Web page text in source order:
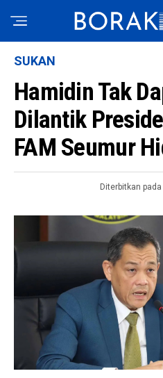
SUKAN
Hamidin Tak
Dilantik
FAM Seumur
Diterbitkan pada